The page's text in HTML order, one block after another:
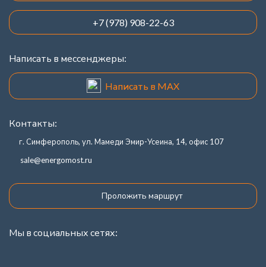
+7 (978) 908-22-63
Написать в мессенджеры:
Написать в MAX
Контакты:
г. Симферополь, ул. Мамеди Эмир-Усеина, 14, офис 107
sale@energomost.ru
Проложить маршрут
Мы в социальных сетях: